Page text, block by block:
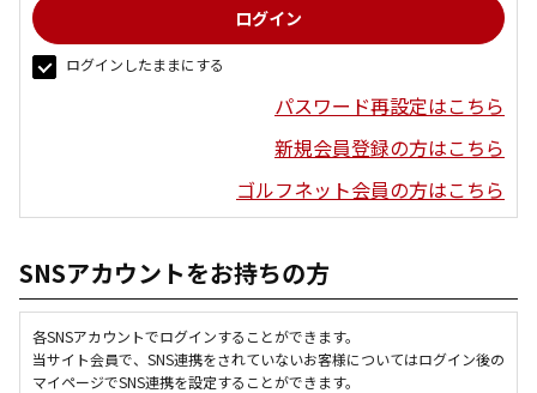
ログインしたままにする
パスワード再設定はこちら
新規会員登録の方はこちら
ゴルフネット会員の方はこちら
SNSアカウントをお持ちの方
各SNSアカウントでログインすることができます。
当サイト会員で、SNS連携をされていないお客様についてはログイン後の
マイページでSNS連携を設定することができます。